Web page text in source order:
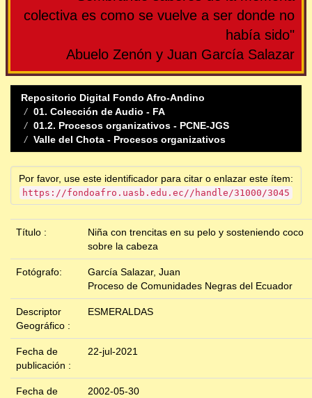
colectiva es como se vuelve a ser donde no
había sido"
Abuelo Zenón y Juan García Salazar
Repositorio Digital Fondo Afro-Andino
01. Colección de Audio - FA
01.2. Procesos organizativos - PCNE-JGS
Valle del Chota - Procesos organizativos
Por favor, use este identificador para citar o enlazar este ítem:
https://fondoafro.uasb.edu.ec//handle/31000/3045
Título :
Niña con trencitas en su pelo y sosteniendo coco
sobre la cabeza
Fotógrafo:
García Salazar, Juan
Proceso de Comunidades Negras del Ecuador
Descriptor
Geográfico :
ESMERALDAS
Fecha de
publicación :
22-jul-2021
Fecha de
2002-05-30